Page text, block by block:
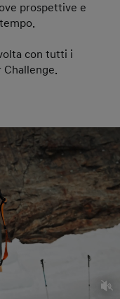
prospettive e
con tutti i